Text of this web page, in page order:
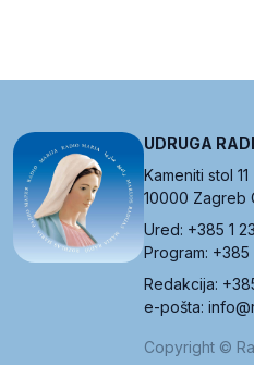
UDRUGA
Kameniti stol 11
10000 Zagreb
Ured: +385 1
Program:
Redakcija:
e-pošta:
Copyright ©